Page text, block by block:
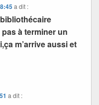
a dit :
à terminer un
m’arrive aussi et
a dit :